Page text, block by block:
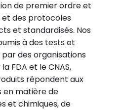
de premier ordre et
et des protocoles
et standardisés. Nos
à des tests et
des organisations
FDA et le CNAS,
répondent aux
en matière de
et chimiques, de